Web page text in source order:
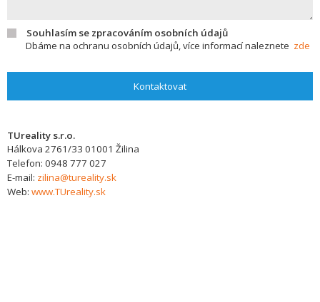
Souhlasím se zpracováním osobních údajů
Dbáme na ochranu osobních údajů, více informací naleznete zde
Kontaktovat
TUreality s.r.o.
Hálkova 2761/33 01001 Žilina
Telefon: 0948 777 027
E-mail: zilina@tureality.sk
Web: www.TUreality.sk